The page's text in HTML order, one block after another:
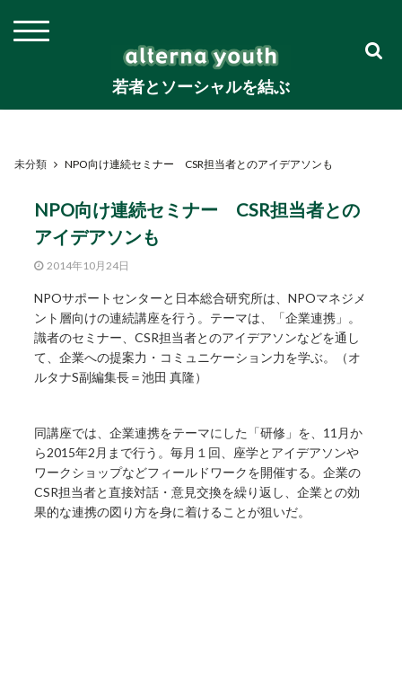
若者とソーシャルを結ぶ
未分類 NPO向け連続セミナー CSR担当者とのアイデアソンも
NPO向け連続セミナー CSR担当者との
アイデアソンも
2014年10月24日
NPOサポートセンターと日本総合研究所は、NPOマネジメ
ント層向けの連続講座を行う。テーマは、「企業連携」。
識者のセミナー、CSR担当者とのアイデアソンなどを通し
て、企業への提案力・コミュニケーション力を学ぶ。（オ
ルタナS副編集長＝池田 真隆）
同講座では、企業連携をテーマにした「研修」を、11月か
ら2015年2月まで行う。毎月１回、座学とアイデアソンや
ワークショップなどフィールドワークを開催する。企業の
CSR担当者と直接対話・意見交換を繰り返し、企業との効
果的な連携の図り方を身に着けることが狙いだ。